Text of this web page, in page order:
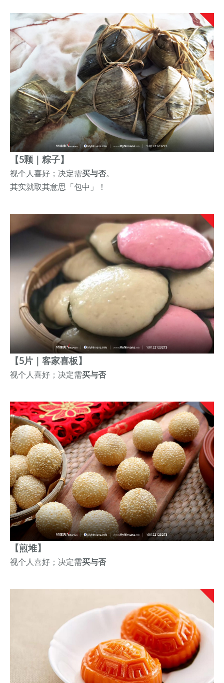
【5颗｜粽子】
视个人喜好；决定需买与否。
其实就取其意思「包中」！
【5片｜客家喜板】
视个人喜好；决定需买与否
【煎堆】
视个人喜好；决定需买与否